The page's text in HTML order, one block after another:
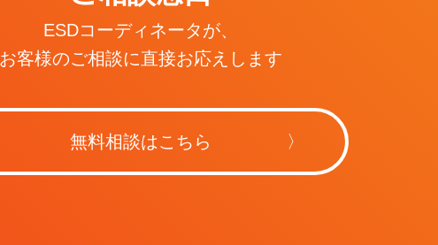
ESDコーディネータが、
お客様のご相談に直接お応えします
無料相談はこちら